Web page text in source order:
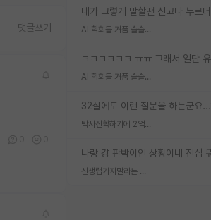
내가 그렇게 말할땐 신고나 누르더
AI 학회들 거품 슬슬 지적이 나오네요
AI 학회들 거품 슬슬 지적이 나오네요
32살에도 이런 질문을 하는군요
박사진학하기에 2억은 괜찮은 (?) 정도의 경제력인가요
나랑 걍 판박이인 상황이네 진심
신생랩가지말라는 이유가 있었구나
댓글쓰기